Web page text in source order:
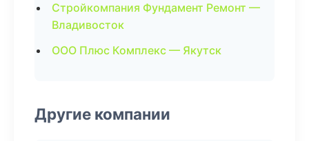
Стройкомпания Фундамент Ремонт —
Владивосток
ООО Плюс Комплекс — Якутск
Другие компании